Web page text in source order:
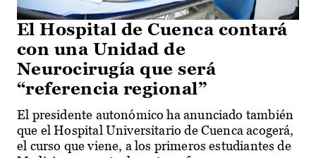
El Hospital de Cuenca contará
con una Unidad de
Neurocirugía que será
“referencia regional”
El presidente autonómico ha anunciado también
que el Hospital Universitario de Cuenca acogerá,
el curso que viene, a los primeros estudiantes de